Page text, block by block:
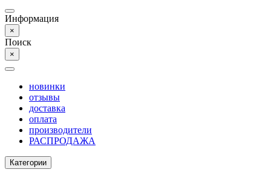
Информация
×
Поиск
×
новинки
отзывы
доставка
оплата
производители
РАСПРОДАЖА
Категории